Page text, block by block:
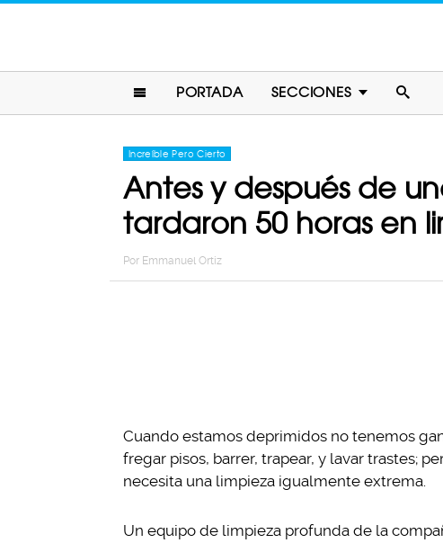
PORTADA SECCIONES
Increíble Pero Cierto
Antes y después de
tardaron 50 horas en
Por Emmanuel Ortiz
Cuando estamos deprimidos no tenemos
fregar pisos, barrer, trapear, y lavar trastes;
necesita una limpieza igualmente extrema.
Un equipo de limpieza profunda de la